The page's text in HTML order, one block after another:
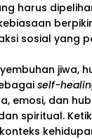
harus
sosial yang
jiwa,
self-
emosi, dan
spiritual.